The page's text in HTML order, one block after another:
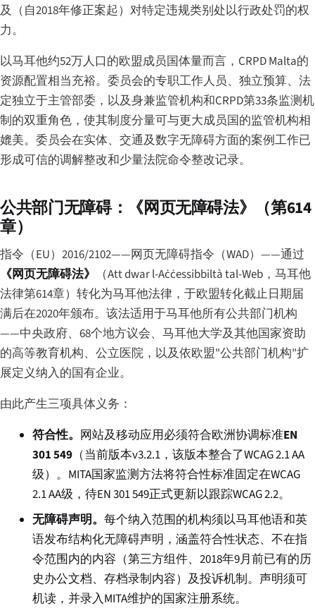
及（自2018年修正案起）对特定违规类别处以行政处罚的权
力。
以马耳他约52万人口的欧盟成员国体量而言，CRPD Malta的
资源配置相当充裕。委员会的专职工作人员、独立预算、法
定独立于主管部委，以及身兼监管机构和CRPD第33条监测机
制的双重角色，使其制度分量可与更大成员国的监管机构相
媲美。委员会在实体、交通及数字无障碍方面的案例工作已
形成可信的调解整改和少量法院命令整改记录。
公共部门无障碍：《网页无障碍法》（第614
章）
指令（EU）2016/2102——网页无障碍指令（WAD）——通过
《网页无障碍法》
（Att dwar l-Aċċessibbiltà tal-Web ，马耳他
法律第614章）转化为马耳他法律，于欧盟转化截止日期届
满后在2020年颁布。该法适用于马耳他所有公共部门机构
——中央政府、68个地方议会、马耳他大学及其他国家资助
的高等教育机构、公立医院，以及依欧盟"公共部门机构"扩
展定义纳入的国有企业。
由此产生三项具体义务：
符合性。 网站及移动应用必须符合欧洲协调标准EN
301 549 （当前版本v3.2.1，该版本整合了WCAG 2.1 AA
级）。MITA国家监测方法将符合性标准固定在WCAG
2.1 AA级，待EN 301 549正式更新以跟踪WCAG 2.2。
无障碍声明。每个纳入范围的机构须以马耳他语和英
语发布结构化无障碍声明，涵盖符合性状态、不在指
令范围内的内容（第三方组件、2018年9月前已有的历
史办公文档、存档录制内容）及投诉机制。声明须可
机读，并录入MITA维护的国家注册系统。